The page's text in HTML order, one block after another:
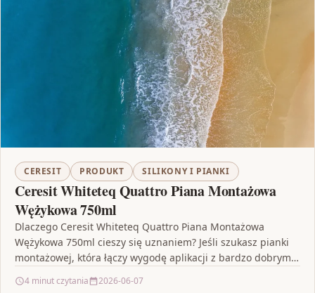
CERESIT PRODUKT SILIKONY I PIANKI
Ceresit Whiteteq Quattro Piana Montażowa
Wężykowa 750ml
Dlaczego Ceresit Whiteteq Quattro Piana Montażowa
Wężykowa 750ml cieszy się uznaniem? Jeśli szukasz pianki
montażowej, która łączy wygodę aplikacji z bardzo dobrymi
4 minut czytania 2026-06-07